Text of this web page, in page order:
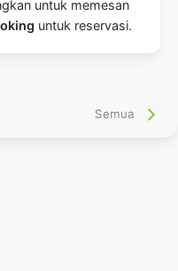
untuk memesan
untuk reservasi.
Semua